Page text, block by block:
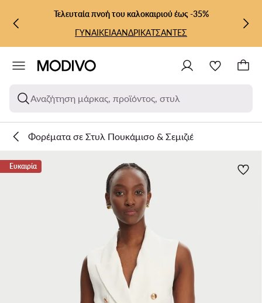
ΜΕΤΆΒΑΣΗ ΣΤΟ ΚΎΡΙΟ ΠΕΡΙΕΧΌΜΕΝΟ
ΜΕΤΆΒΑΣΗ ΣΤΗΝ ΑΝΑΖΉΤΗΣΗ
Τελευταία πνοή του καλοκαιριού έως -35%
ΓΥΝΑΙΚΕΙΑΑΝΔΡΙΚΑΤΣΑΝΤΕΣ
Αναζήτηση μάρκας, προϊόντος, στυλ
Φορέματα σε Στυλ Πουκάμισο & Σεμιζιέ
Ευκαιρία